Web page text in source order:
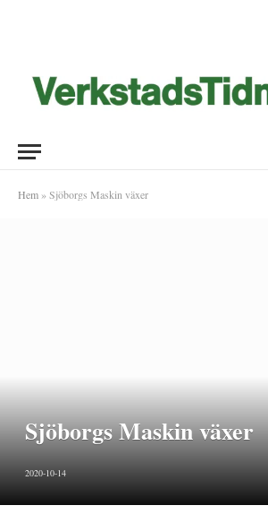
Hem » Sjöborgs Maskin växer
Sjöborgs Maskin växer
2020-10-14